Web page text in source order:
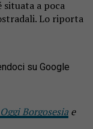
a poca
Lo riporta
su Google
Borgosesia e